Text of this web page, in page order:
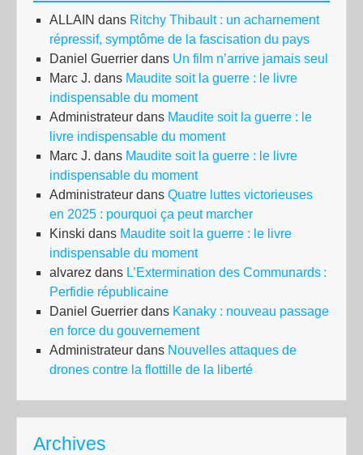
ALLAIN dans Ritchy Thibault : un acharnement
répressif, symptôme de la fascisation du pays
Daniel Guerrier dans Un film n’arrive jamais seul
Marc J. dans Maudite soit la guerre : le livre
indispensable du moment
Administrateur dans Maudite soit la guerre : le
livre indispensable du moment
Marc J. dans Maudite soit la guerre : le livre
indispensable du moment
Administrateur dans Quatre luttes victorieuses
en 2025 : pourquoi ça peut marcher
Kinski dans Maudite soit la guerre : le livre
indispensable du moment
alvarez dans L’Extermination des Communards :
Perfidie républicaine
Daniel Guerrier dans Kanaky : nouveau passage
en force du gouvernement
Administrateur dans Nouvelles attaques de
drones contre la flottille de la liberté
Archives